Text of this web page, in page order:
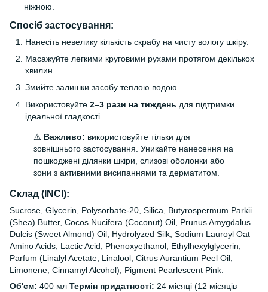
ніжною.
Спосіб застосування:
Нанесіть невелику кількість скрабу на чисту вологу шкіру.
Масажуйте легкими круговими рухами протягом декількох
хвилин.
Змийте залишки засобу теплою водою.
Використовуйте 2–3 рази на тиждень для підтримки
ідеальної гладкості.
⚠️ Важливо: використовуйте тільки для
зовнішнього застосування. Уникайте нанесення на
пошкоджені ділянки шкіри, слизові оболонки або
зони з активними висипаннями та дерматитом.
Склад (INCI):
Sucrose, Glycerin, Polysorbate-20, Silica, Butyrospermum Parkii
(Shea) Butter, Cocos Nucifera (Coconut) Oil, Prunus Amygdalus
Dulcis (Sweet Almond) Oil, Hydrolyzed Silk, Sodium Lauroyl Oat
Amino Acids, Lactic Acid, Phenoxyethanol, Ethylhexylglycerin,
Parfum (Linalyl Acetate, Linalool, Citrus Aurantium Peel Oil,
Limonene, Cinnamyl Alcohol), Pigment Pearlescent Pink.
Об'єм: 400 мл Термін придатності: 24 місяці (12 місяців